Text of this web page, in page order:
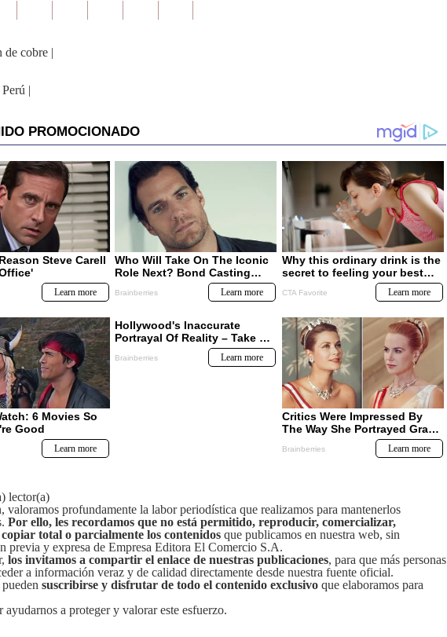
de cobre |
|
lector(a)
valoramos profundamente la labor periodística que realizamos para mantenerlos
Por ello, les recordamos que no está permitido, reproducir, comercializar,
total o parcialmente los contenidos que publicamos en nuestra web, sin
previa y expresa de Empresa Editora El Comercio S.A.
los invitamos a compartir el enlace de nuestras publicaciones, para que más personas
a información veraz y de calidad directamente desde nuestra fuente oficial.
suscribirse y disfrutar de todo el contenido exclusivo que elaboramos para
ayudarnos a proteger y valorar este esfuerzo.